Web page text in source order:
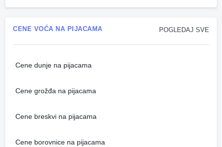
POGLEDAJ SVE
CENE VOĆA NA PIJACAMA
Cene dunje na pijacama
Cene grožđa na pijacama
Cene breskvi na pijacama
Cene borovnice na pijacama